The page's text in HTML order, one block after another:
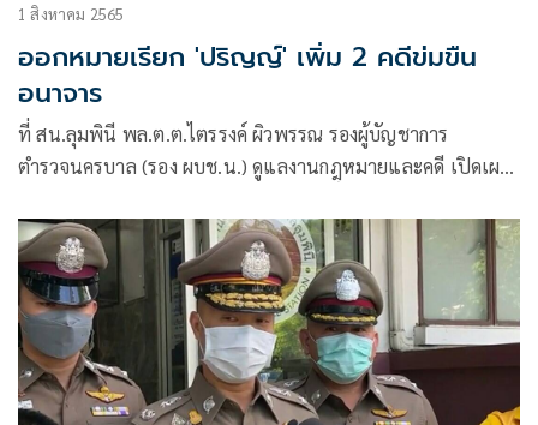
1 สิงหาคม 2565
ออกหมายเรียก 'ปริญญ์' เพิ่ม 2 คดีข่มขืน
อนาจาร
ที่ สน.ลุมพินี พล.ต.ต.ไตรรงค์ ผิวพรรณ รองผู้บัญชาการ
ตำรวจนครบาล (รอง ผบช.น.) ดูแลงานกฎหมายและคดี เปิดเผย
ประชาธิปัตย์ ผู้ต้องหา